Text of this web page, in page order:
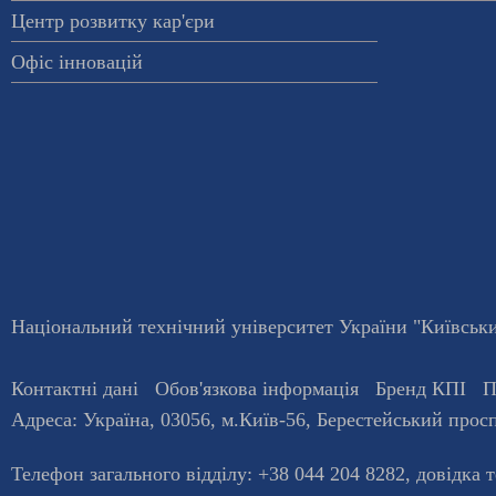
Центр розвитку кар'єри
Офіс інновацій
Національний технічний університет України
Контактні дані Обов'язкова інформація Бренд КПІ
Адреса: Україна, 03056, м.Київ-56, Берестейський
Телефон загального відділу: +38 044 204 8282, довiдка